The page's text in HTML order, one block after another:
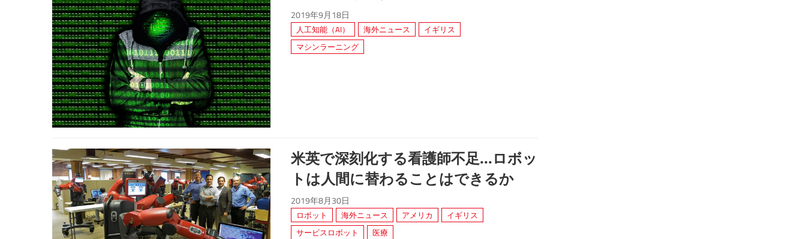
2019年9月18日
人工知能（AI） 海外ニュース
イギリス
マシンラーニング
米英で深刻化する看護師不足...ロボッ
トは人間に替わることはできるか
2019年8月30日
ロボット 海外ニュース アメリカ
イギリス
サービスロボット
医療